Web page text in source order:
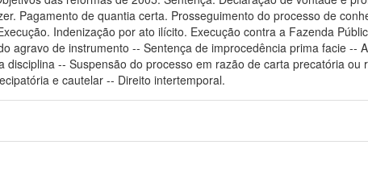
Pagamento de quantia certa. Prosseguimento do processo de
Indenização por ato ilícito. Execução contra a Fazenda
agravo de instrumento -- Sentença de improcedência prima facie --
disciplina -- Suspensão do processo em razão de carta precatória
e cautelar -- Direito intertemporal.